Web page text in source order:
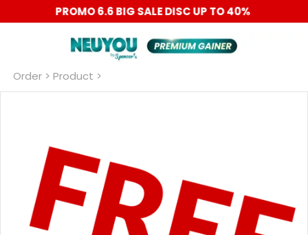
PROMO 6.6 BIG SALE DISC UP TO 40%
Order > Product >